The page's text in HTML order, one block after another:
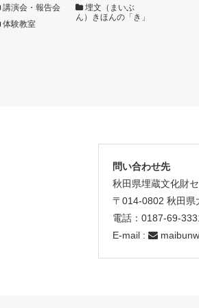
講演会・報告会
体験教室
埋文（まいぶ
ん）きほんの「き」
問い合わせ先
秋田県埋蔵文化財
〒014-0802 秋田県
電話：0187-69-
E-mail :